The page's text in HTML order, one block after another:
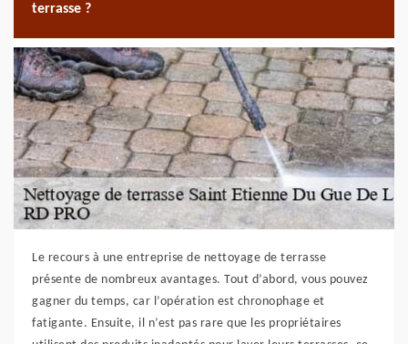
terrasse ?
Le recours à une entreprise de nettoyage de terrasse
présente de nombreux avantages. Tout d’abord, vous pouvez
gagner du temps, car l’opération est chronophage et
fatigante. Ensuite, il n’est pas rare que les propriétaires